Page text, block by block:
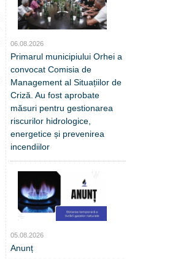
06.08.2026
Primarul municipiului Orhei a
convocat Comisia de
Management al Situațiilor de
Criză. Au fost aprobate
măsuri pentru gestionarea
riscurilor hidrologice,
energetice și prevenirea
incendiilor
05.08.2026
Anunț